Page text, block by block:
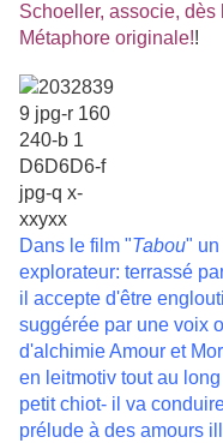
Schoeller, associe, dès
Métaphore originale!!
Dans le film "Tabou" un
explorateur: terrassé
il accepte d'être
suggérée par une voix
d'alchimie Amour et
en leitmotiv tout au
petit chiot- il va
prélude à des amours